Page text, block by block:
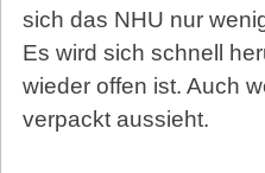
sich das NHU nur
Es wird sich schnell
wieder offen ist. Auch
verpackt aussieht.